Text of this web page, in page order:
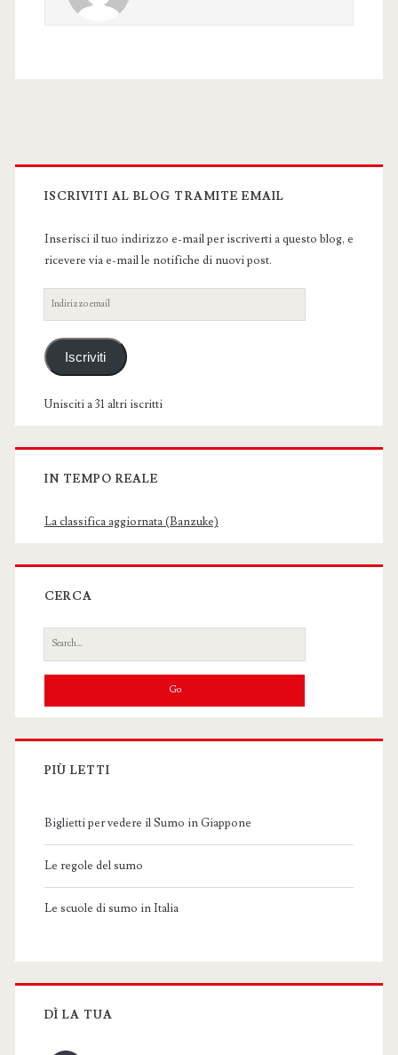
Primary
Sidebar
ISCRIVITI AL BLOG TRAMITE EMAIL
Inserisci il tuo indirizzo e-mail per iscriverti a questo blog, e
ricevere via e-mail le notifiche di nuovi post.
Indirizzo
email
Iscriviti
Unisciti a 31 altri iscritti
IN TEMPO REALE
La classifica aggiornata (Banzuke)
CERCA
Search
for:
PIÙ LETTI
Biglietti per vedere il Sumo in Giappone
Le regole del sumo
Le scuole di sumo in Italia
DÌ LA TUA
Facebook